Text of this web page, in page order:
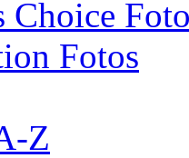
Choice
Fotos
Z